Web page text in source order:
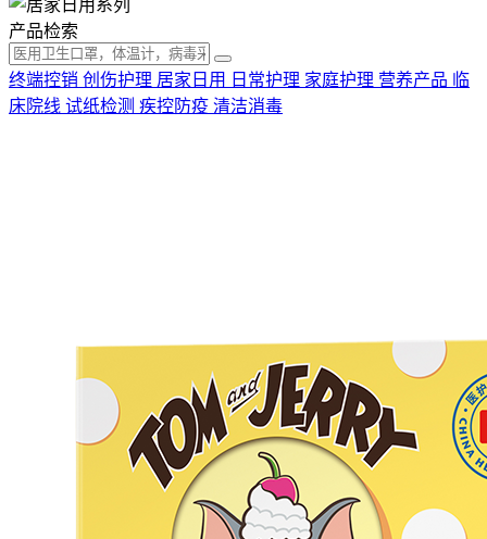
产品检索
终端控销 创伤护理 居家日用 日常护理 家庭护理 营养产品 临
床院线 试纸检测 疾控防疫 清洁消毒